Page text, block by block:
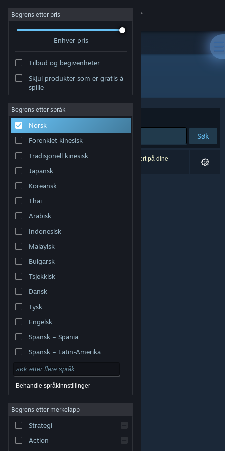
Logg inn
Om
Kundestøtte
Bytt språk
Skaff deg Steam-appen på mobil
Vis skrivebordsversjon
© Valve Corporation. Alle rettigheter reservert. Alle
Retningslinjer for personvern
Tilgjengelighet
|Steams abonnementsavtale
Refusjoner
Begrens etter pris
Enhver pris
Tilbud og begivenheter
Skjul produkter som er gratis å
spille
Begrens etter språk
Norsk
Forenklet kinesisk
Tradisjonell kinesisk
Japansk
Koreansk
Thai
Arabisk
Indonesisk
Malayisk
Bulgarsk
Tsjekkisk
Dansk
Tysk
Engelsk
Spansk – Spania
Spansk – Latin-Amerika
Behandle språkinnstillinger
Begrens etter merkelapp
Strategi
Action
Utvikler: Nawia Games
Sorter etter Relevans
Søk
0 treff på søket. 3 produkter er blitt utelukket basert på dine
innstillinger.